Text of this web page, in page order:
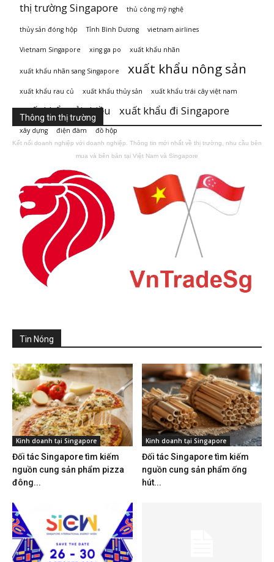
thị trường Singapore thủ công mỹ nghệ
thủy sản đóng hộp Tỉnh Bình Dương vietnam airlines
Vietnam Singapore xing ga po xuất khẩu nhãn
xuất khẩu nhãn sang Singapore xuất khẩu nông sản
xuất khẩu rau củ xuất khẩu thủy sản xuất khẩu trái cây việt nam
xuất khẩu vải thiều xuất khẩu đi Singapore
xây dựng điện đàm đồ hộp
Thông tin thị trường
Kết nối doanh nghiệp với doanh nghiệp. Thông tin mới nhất về thị trường, nhu cầu bên
mua và bên bán tại Việt Nam và Singapore
Tin Nóng
Kinh doanh tại Singapore
Đối tác Singapore tìm kiếm
nguồn cung sản phẩm pizza
đông...
Kinh doanh tại Singapore
Đối tác Singapore tìm kiếm
nguồn cung sản phẩm ống
hút...